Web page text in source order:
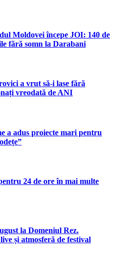
Moldovei începe JOI: 140 de
fără somn la Darabani
a vrut să-i lase fără
vreodată de ANI
a adus proiecte mari pentru
24 de ore în mai multe
la Domeniul Rez.
și atmosferă de festival